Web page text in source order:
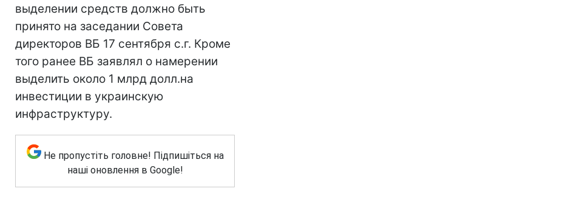
выделении средств должно быть
принято на заседании Совета
директоров ВБ 17 сентября с.г. Кроме
того ранее ВБ заявлял о намерении
выделить около 1 млрд долл.на
инвестиции в украинскую
инфраструктуру.
Не пропустіть головне! Підпишіться на
наші оновлення в Google!